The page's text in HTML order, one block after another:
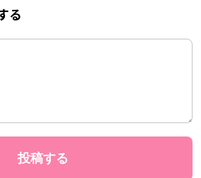
る